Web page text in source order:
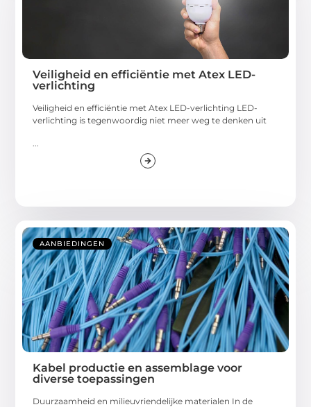
Veiligheid en efficiëntie met Atex LED-
verlichting
Veiligheid en efficiëntie met Atex LED-verlichting LED-
verlichting is tegenwoordig niet meer weg te denken uit
AANBIEDINGEN
Kabel productie en assemblage voor
diverse toepassingen
Duurzaamheid en milieuvriendelijke materialen In de